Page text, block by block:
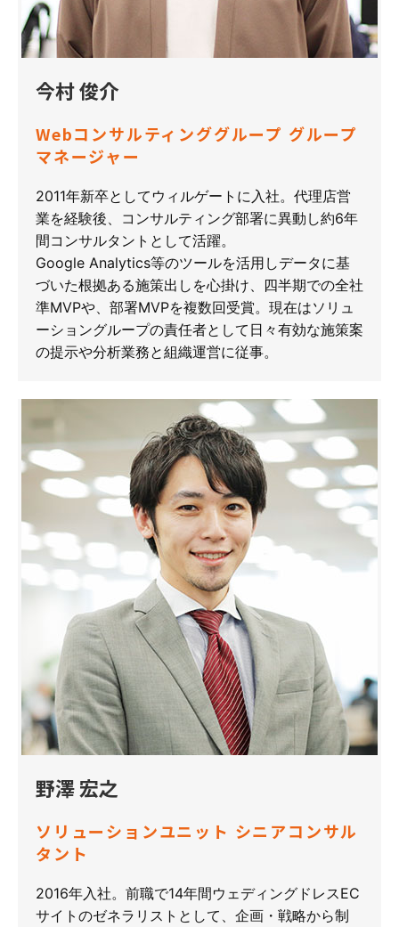
今村 俊介
Webコンサルティンググループ グループ
マネージャー
2011年新卒としてウィルゲートに入社。代理店営
業を経験後、コンサルティング部署に異動し約6年
間コンサルタントとして活躍。
Google Analytics等のツールを活用しデータに基
づいた根拠ある施策出しを心掛け、四半期での全社
準MVPや、部署MVPを複数回受賞。現在はソリュ
ーショングループの責任者として日々有効な施策案
の提示や分析業務と組織運営に従事。
野澤 宏之
ソリューションユニット シニアコンサル
タント
2016年入社。前職で14年間ウェディングドレスEC
サイトのゼネラリストとして、企画・戦略から制